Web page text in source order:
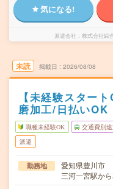
気になる!
派遣会社 株式会社綜
未読 掲載日 2026/08/08
【未経験スター
磨加工/日払いOK
職種未経験OK 交通費別途
派遣
勤務地
愛知県豊川市
三河一宮駅か